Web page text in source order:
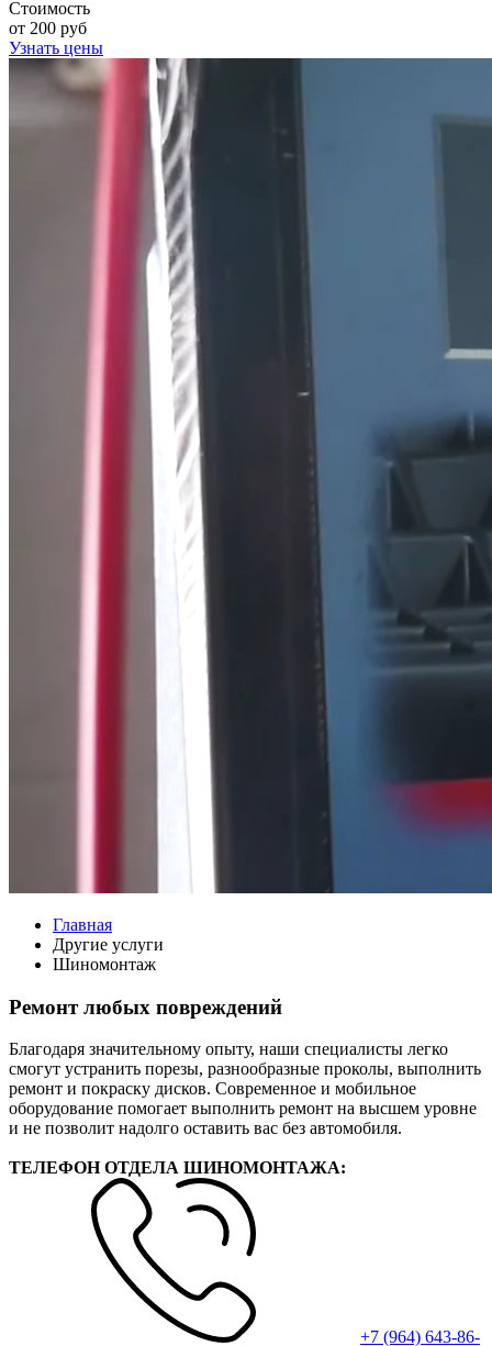
Стоимость
от 200 руб
Узнать цены
Главная
Другие услуги
Шиномонтаж
Ремонт любых повреждений
Благодаря значительному опыту, наши специалисты легко
смогут устранить порезы, разнообразные проколы, выполнить
ремонт и покраску дисков. Современное и мобильное
оборудование помогает выполнить ремонт на высшем уровне
и не позволит надолго оставить вас без автомобиля.
ТЕЛЕФОН ОТДЕЛА ШИНОМОНТАЖА:
+7 (964) 643-86-